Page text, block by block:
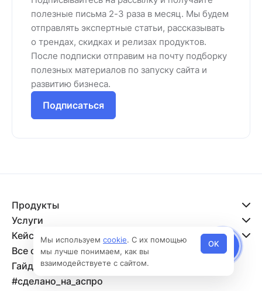
полезные письма 2-3 раза в месяц. Мы будем
отправлять экспертные статьи, рассказывать
о трендах, скидках и релизах продуктов.
После подписки отправим на почту подборку
полезных материалов по запуску сайта и
развитию бизнеса.
Подписаться
Продукты
Услуги
Кейсы
Все о сайтах
Гайды по запуску
#сделано_на_аспро
Мы используем cookie. С их помощью
мы лучше понимаем, как вы
взаимодействуете с сайтом.
OK